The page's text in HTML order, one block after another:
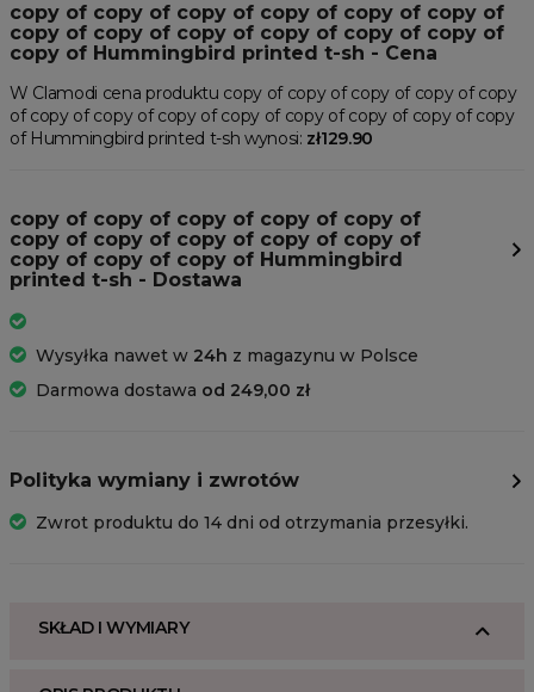
copy of copy of copy of copy of copy of copy of
copy of copy of copy of copy of copy of copy of
copy of Hummingbird printed t-sh - Cena
W Clamodi cena produktu copy of copy of copy of copy of copy
of copy of copy of copy of copy of copy of copy of copy of copy
of Hummingbird printed t-sh wynosi: zł129.90
copy of copy of copy of copy of copy of
copy of copy of copy of copy of copy of
copy of copy of copy of Hummingbird
printed t-sh - Dostawa
Wysyłka nawet w 24h z magazynu w Polsce
Darmowa dostawa od 249,00 zł
Polityka wymiany i zwrotów
Zwrot produktu do 14 dni od otrzymania przesyłki.
SKŁAD I WYMIARY